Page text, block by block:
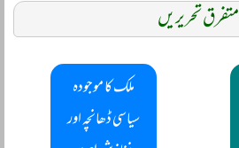
متفرق تحریریں
ملک کا موجودہ
سیاسی ڈھانچہ اور